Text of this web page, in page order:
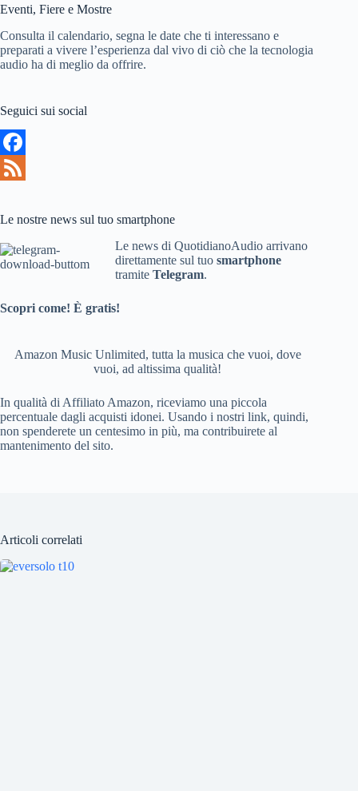
Eventi, Fiere e Mostre
Consulta il calendario, segna le date che ti interessano e
preparati a vivere l’esperienza dal vivo di ciò che la tecnologia
audio ha di meglio da offrire.
Seguici sui social
F
c
e
b
e
e
d
Le nostre news sul tuo smartphone
Le news di QuotidianoAudio arrivano
direttamente sul tuo smartphone
tramite Telegram.
Scopri come! È gratis!
Amazon Music Unlimited, tutta la musica che vuoi, dove
vuoi, ad altissima qualità!
In qualità di Affiliato Amazon, riceviamo una piccola
percentuale dagli acquisti idonei. Usando i nostri link, quindi,
non spenderete un centesimo in più, ma contribuirete al
mantenimento del sito.
Articoli correlati